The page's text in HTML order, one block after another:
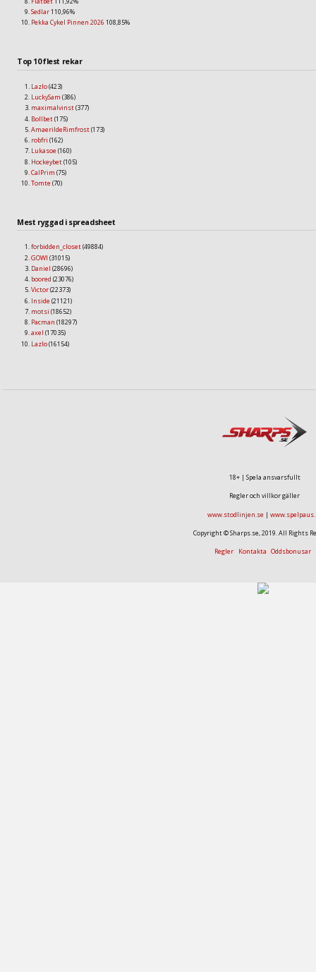
Sedlar110,96%
Pekka Cykel Pinnen 2026 108,85%
Top 10 flest rekar
Lazlo(423)
LuckySam (386)
maximalvinst(377)
Bollbet(175)
AmaerildeRimfrost(173)
robfri (162)
Lukasoe (160)
Hockeybet(105)
CalPrim (75)
Tomte (70)
Mest ryggad i spreadsheet
forbidden_closet(49884)
GOWI (31015)
Daniel (28696)
boored (23076)
Victor(22373)
Inside (21121)
motsi (18652)
Pacman (18297)
axel (17035)
Lazlo(16154)
18+ | Spela ansvarsfullt
Regler och villkor gäller
www.stodlinjen.se |
Copyright © Sharps.se, 2019. All Rights
Regler Kontakta Oddsbonusar